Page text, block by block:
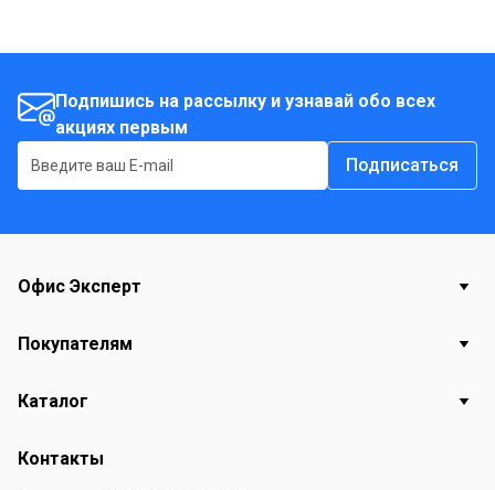
водяной насос и разбрызгиватели. Только чистая
машина обеспечивает чистоту посуды и столовых
наборов. Полезные советы: Для неизменно
гигиенически чистой посудомоечной машины
рекомендуется регулярно (один раз в 1-2 месяца в
посудомоечных машин от Dr. Beckmann.
Подпишись на рассылку и узнавай обо всех
акциях первым
Подписаться
Офис Эксперт
Покупателям
Каталог
Контакты